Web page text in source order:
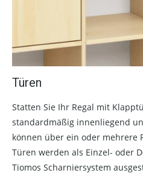
Türen
Statten Sie Ihr Regal mit
standardmäßig innenliegend
können über ein oder mehrere
Türen werden als Einzel- oder
Tiomos Scharniersystem